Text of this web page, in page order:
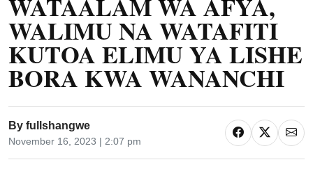
WATAALAM WA AFYA,
WALIMU NA WATAFITI
KUTOA ELIMU YA LISHE
BORA KWA WANANCHI
By fullshangwe
November 16, 2023 | 2:07 pm